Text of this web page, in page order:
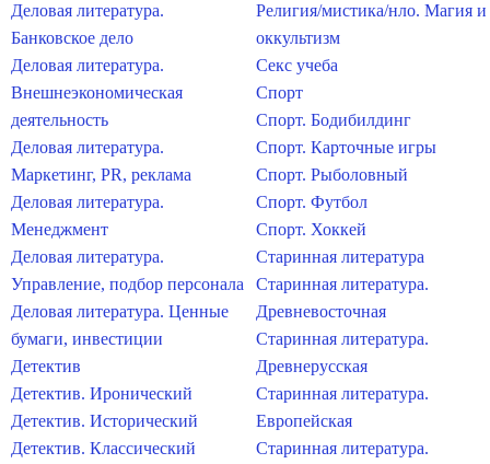
Деловая литература.
Банковское дело
Деловая литература.
Внешнеэкономическая
деятельность
Деловая литература.
Маркетинг, PR, реклама
Деловая литература.
Менеджмент
Деловая литература.
Управление, подбор персонала
Деловая литература. Ценные
бумаги, инвестиции
Детектив
Детектив. Иронический
Детектив. Исторический
Детектив. Классический
Религия/мистика/нло. Магия и
оккультизм
Секс учеба
Спорт
Спорт. Бодибилдинг
Спорт. Карточные игры
Спорт. Рыболовный
Спорт. Футбол
Спорт. Хоккей
Старинная литература
Старинная литература.
Древневосточная
Старинная литература.
Древнерусская
Старинная литература.
Европейская
Старинная литература.